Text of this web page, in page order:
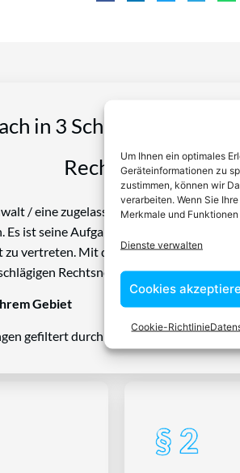
Um Ihnen ein optimales
Geräteinformationen zu
zustimmen, können wir
verarbeiten. Wenn Sie
Merkmale und
Dienste verwalten
Cookies
Cookie-Richtlinie
in 3 Schritten einen
Rechtsproblem
/ eine zugelassen Anwältin ist dafür
ist seine Aufgabe, Dienstleistungen im
vertreten. Mit diesem Wissen kennt er
Rechtsnormen vertraut.
Gebiet
gefiltert durch das RechtEasy-Team -